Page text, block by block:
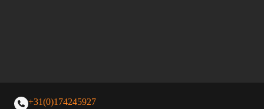
+31(0)174245927